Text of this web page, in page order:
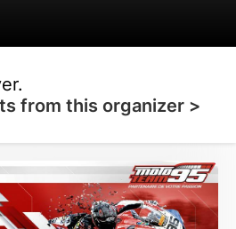
from this organizer >